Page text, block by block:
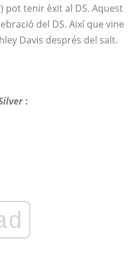
) pot tenir èxit al DS. Aquest
del DS. Així que vine
Davis després del salt.
: